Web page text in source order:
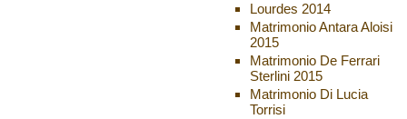
Lourdes 2014
Matrimonio Antara Aloisi
2015
Matrimonio De Ferrari
Sterlini 2015
Matrimonio Di Lucia
Torrisi